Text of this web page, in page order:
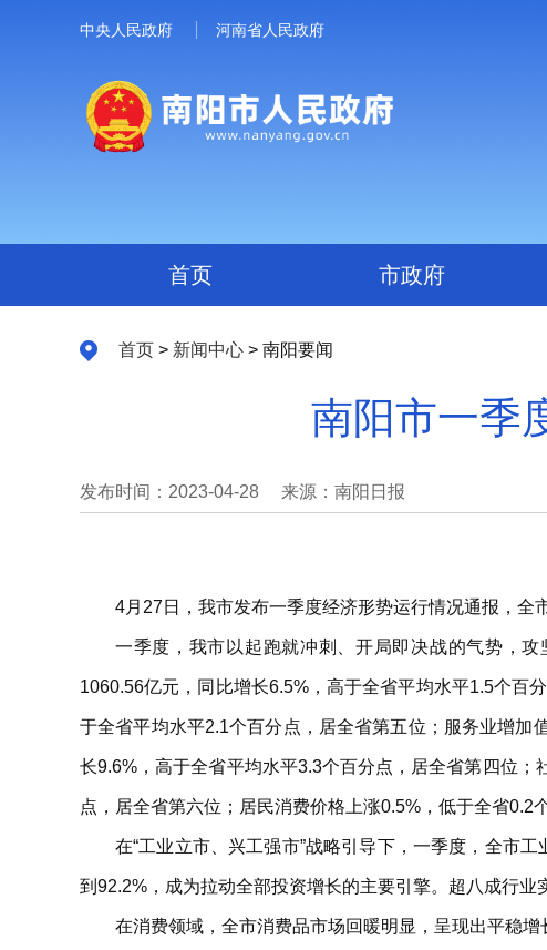
中央人民政府 河南省人民政府
首页 市政府
首页 > 新闻中心 > 南阳要闻
南阳市一季
发布时间：2023-04-28 来源：南阳日报
4月27日，我市发布一季度经济形势运行情况通报，全
一季度，我市以起跑就冲刺、开局即决战的气势，
1060.56亿元，同比增长6.5%，高于全省平均水平1.5个百
于全省平均水平2.1个百分点，居全省第五位；服务业增加
长9.6%，高于全省平均水平3.3个百分点，居全省第四位
点，居全省第六位；居民消费价格上涨0.5%，低于全省0.2
在“工业立市、兴工强市”战略引导下，一季度，全市
到92.2%，成为拉动全部投资增长的主要引擎。超八成行
在消费领域，全市消费品市场回暖明显，呈现出平稳